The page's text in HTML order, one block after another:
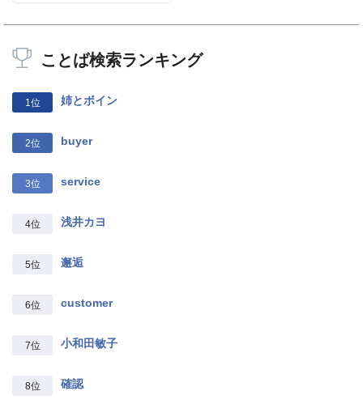
ことば検索ランキング
1位 姉とボイン
2位 buyer
3位 service
4位 浅井カヨ
5位 邂逅
6位 customer
7位 小和田敏子
8位 確認